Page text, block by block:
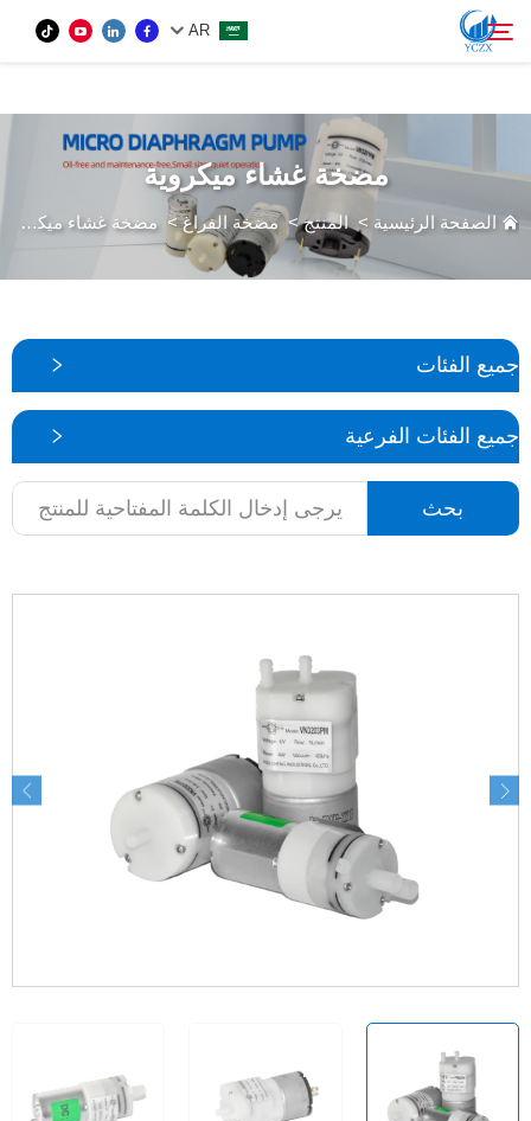
var images = document.getElementsByTagName('img'); for (var i = 0; i <
images.length; i++) { if (!images[i].getAttribute('alt')) { images[i].setAttribute('alt', ''); } }
AR
من نحن
اتصل بنا
بحث مضخة غشاء ميكروية
الصفحة الرئيسية >المنتج>مضخة الفراغ> مضخة غشاء ميكروية
جميع الفئات
جميع الفئات الفرعية
بحث